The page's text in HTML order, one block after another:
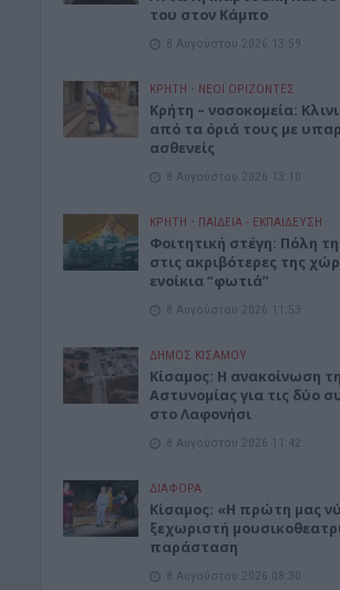
του στον Κάμπο
8 Αυγούστου 2026 13:59
ΚΡΗΤΗ • ΝΕΟΙ ΟΡΙΖΟΝΤΕΣ
Κρήτη – νοσοκομεία:
από τα όριά τους με
ασθενείς
8 Αυγούστου 2026 13:10
ΚΡΗΤΗ • ΠΑΙΔΕΙΑ - ΕΚΠΑΙΔΕΥΣΗ
Φοιτητική στέγη: Πόλη
στις ακριβότερες της
ενοίκια “φωτιά”
8 Αυγούστου 2026 11:53
ΔΉΜΟΣ ΚΙΣΆΜΟΥ
Κίσαμος: Η ανακοίνωση
Αστυνομίας για τις δύο
στο Λαφονήσι
8 Αυγούστου 2026 11:42
ΔΙΆΦΟΡΑ
Κίσαμος: «Η πρώτη μας
ξεχωριστή
παράσταση
8 Αυγούστου 2026 08:30